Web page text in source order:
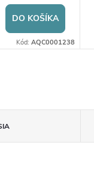
DO KOŠÍKA
Kód: AQC0001238